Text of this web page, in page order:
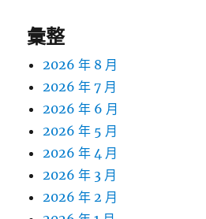
彙整
2026 年 8 月
2026 年 7 月
2026 年 6 月
2026 年 5 月
2026 年 4 月
2026 年 3 月
2026 年 2 月